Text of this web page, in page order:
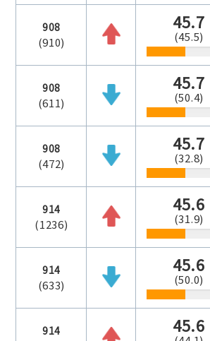
908
(910)
45.7
(45.5)
908
(611)
45.7
(50.4)
908
(472)
45.7
(32.8)
914
(1236)
45.6
(31.9)
914
(633)
45.6
(50.0)
914 45.6